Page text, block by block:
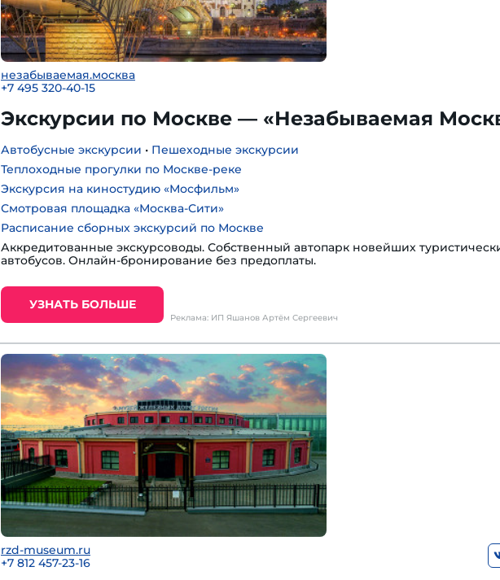
незабываемая.москва
+7 495 320-40-15
Экскурсии по Москве — «Незабываемая
Автобусные экскурсии • Пешеходные экскурсии
Теплоходные прогулки по Москве-реке
Экскурсия на киностудию «Мосфильм»
Смотровая площадка «Москва-Сити»
Расписание сборных экскурсий по Москве
Аккредитованные экскурсоводы. Собственный автопарк новейших
автобусов. Онлайн-бронирование без предоплаты.
УЗНАТЬ БОЛЬШЕ
Реклама: ИП Яшанов Артём Сергеевич
rzd-museum.ru
+7 812 457-23-16